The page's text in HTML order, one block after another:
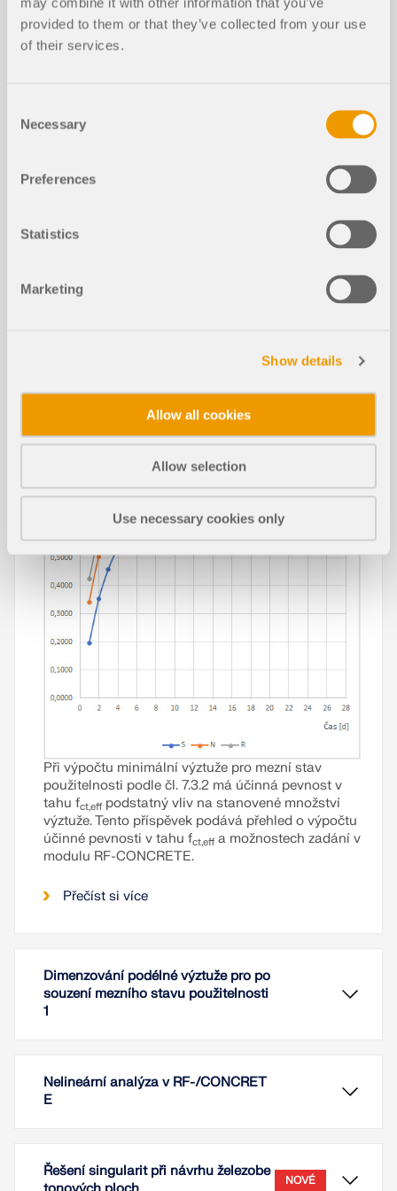
provided to them or that they’ve collected from your use
of their services.
Selection
Necessary
Preferences
Statistics
Marketing
Show details
Allow all cookies
Allow selection
Use necessary cookies only
Při výpočtu minimální výztuže pro mezní stav
použitelnosti podle čl. 7.3.2 má účinná pevnost v
tahu fct,effpodstatný vliv na stanovené množství
výztuže. Tento příspěvek podává přehled o výpočtu
účinné pevnosti v tahu fct,effa možnostech zadání v
modulu RF-CONCRETE.
Přečíst si více
Dimenzování podélné výztuže pro po
souzení mezního stavu použitelnosti
1
Nelineární analýza v RF-/CONCRET
E
Řešení singularit při návrhu železobe
NOVÉ